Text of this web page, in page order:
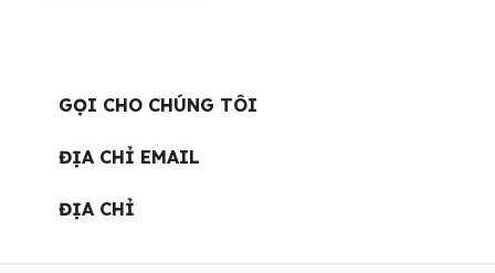
GỌI CHO CHÚNG TÔI
ĐỊA CHỈ EMAIL
ĐỊA CHỈ